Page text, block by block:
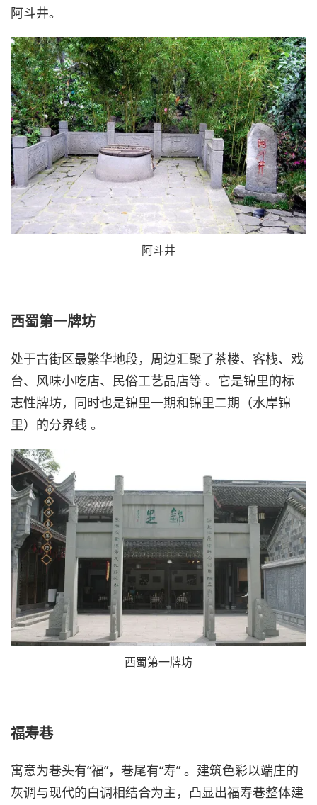
阿斗井。
阿斗井
西蜀第一牌坊
处于古街区最繁华地段，周边汇聚了茶楼、客栈、戏
台、风味小吃店、民俗工艺品店等 。它是锦里的标
志性牌坊，同时也是锦里一期和锦里二期（水岸锦
里）的分界线 。
西蜀第一牌坊
福寿巷
寓意为巷头有“福”，巷尾有“寿” 。建筑色彩以端庄的
灰调与现代的白调相结合为主，凸显出福寿巷整体建